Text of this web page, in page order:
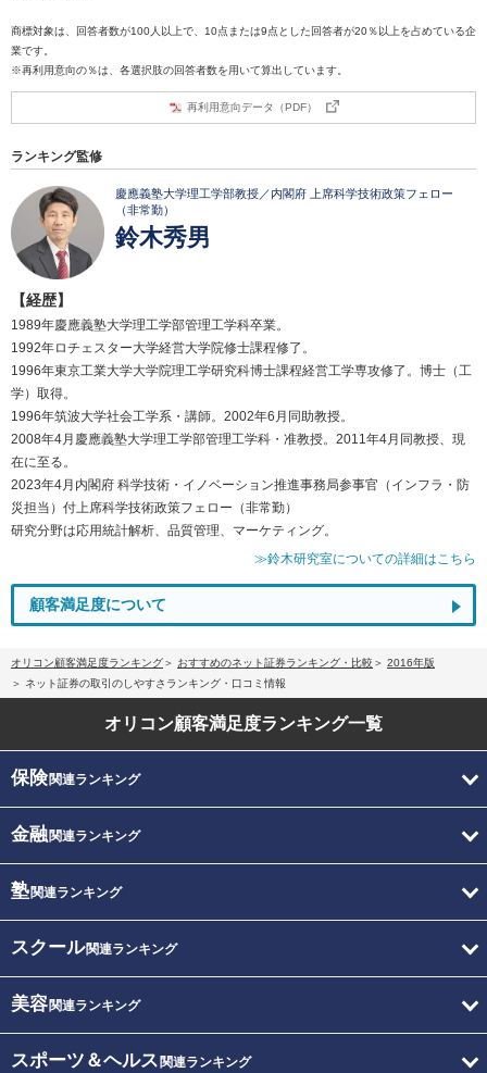
商標対象は、回答者数が100人以上で、10点または9点とした回答者が20％以上を占めている企
業です。
※再利用意向の％は、各選択肢の回答者数を用いて算出しています。
再利用意向データ（PDF）
ランキング監修
慶應義塾大学理工学部教授／内閣府 上席科学技術政策フェロー
（非常勤）
鈴木秀男
【経歴】
1989年慶應義塾大学理工学部管理工学科卒業。
1992年ロチェスター大学経営大学院修士課程修了。
1996年東京工業大学大学院理工学研究科博士課程経営工学専攻修了。博士（工
学）取得。
1996年筑波大学社会工学系・講師。2002年6月同助教授。
2008年4月慶應義塾大学理工学部管理工学科・准教授。2011年4月同教授、現
在に至る。
2023年4月内閣府 科学技術・イノベーション推進事務局参事官（インフラ・防
災担当）付上席科学技術政策フェロー（非常勤）
研究分野は応用統計解析、品質管理、マーケティング。
≫鈴木研究室についての詳細はこちら
顧客満足度について
オリコン顧客満足度ランキング おすすめのネット証券ランキング・比較
2016年版
ネット証券の取引のしやすさランキング・口コミ情報
オリコン顧客満足度ランキング一覧
保険関連ランキング
金融関連ランキング
塾関連ランキング
スクール関連ランキング
美容関連ランキング
スポーツ＆ヘルス 関連ランキング